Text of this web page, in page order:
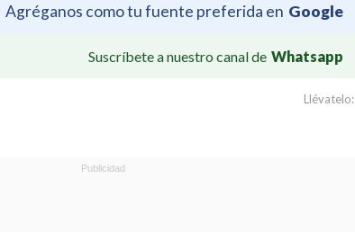
Agréganos como tu fuente preferida en Google
Suscríbete a nuestro canal de Whatsapp
Llévatelo: